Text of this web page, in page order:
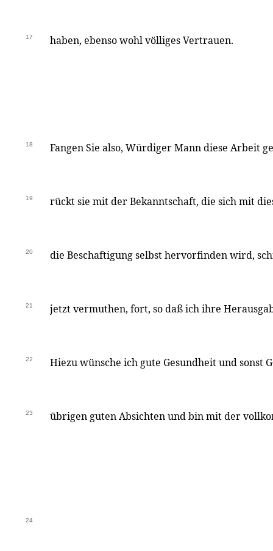
17 haben, ebenso wohl völliges Vertrauen.
18 Fangen Sie also, Würdiger Mann diese Arbeit
19 rückt sie mit der Bekanntschaft, die sich mit
20 die Beschaftigung selbst hervorfinden wird,
21 jetzt vermuthen, fort, so daß ich ihre
22 Hiezu wünsche ich gute Gesundheit und sonst
23 übrigen guten Absichten und bin mit der
24